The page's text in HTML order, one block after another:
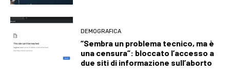
DEMOGRAFICA
“Sembra un problema tecnico, ma è
una censura”: bloccato l’accesso a
due siti di informazione sull’aborto